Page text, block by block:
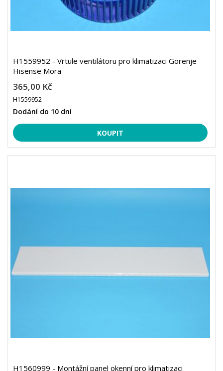
H1559952 - Vrtule ventilátoru pro klimatizaci Gorenje
Hisense Mora
365,00 Kč
H1559952
Dodání do 10 dní
H1560999 - Montážní panel okenní pro klimatizaci